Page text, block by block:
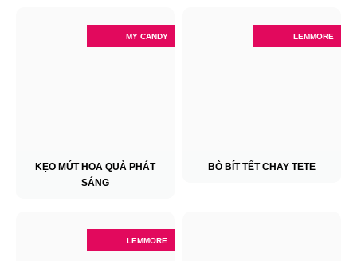
MY CANDY
KẸO MÚT HOA QUẢ PHÁT
SÁNG
LEMMORE
BÒ BÍT TẾT CHAY TETE
LEMMORE